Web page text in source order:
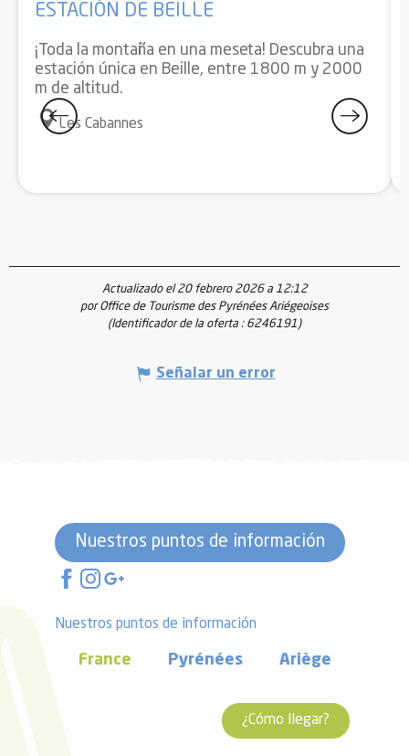
ESTACIÓN DE BEILLE
¡Toda la montaña en una meseta! Descubra una
estación única en Beille, entre 1800 m y 2000
m de altitud.
Les Cabannes
Actualizado el 20 febrero 2026 a 12:12
por Office de Tourisme des Pyrénées Ariégeoises
(Identificador de la oferta : 6246191 )
Señalar un error
Nuestros puntos de información
Nuestros puntos de información
France Pyrénées Ariège
¿Cómo llegar?